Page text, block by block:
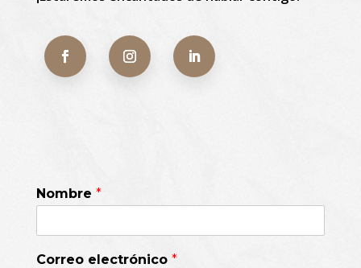
Nombre *
Correo electrónico *